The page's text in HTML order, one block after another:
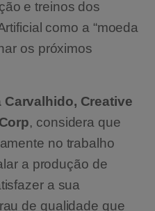
e treinos dos
como a “moeda
os próximos
Carvalhido, Creative
, considera que
no trabalho
a produção de
a sua
de qualidade que